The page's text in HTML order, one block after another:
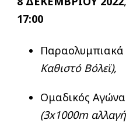
17:00
Καθιστό Βόλεϊ),
Ομαδικός
(3x1000m